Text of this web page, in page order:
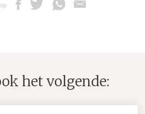
het volgende: